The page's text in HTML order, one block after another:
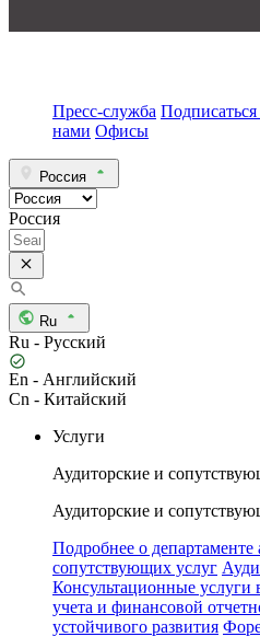
Пресс-служба
нами Офисы
Россия
Россия
Ru
Ru - Русский
En - Английский
Cn - Китайский
Услуги
Аудиторские и
Аудиторские и
Подробнее о департаменте
сопутствующих услуг
Консультационные услуги
учета и финансовой
устойчивого развития